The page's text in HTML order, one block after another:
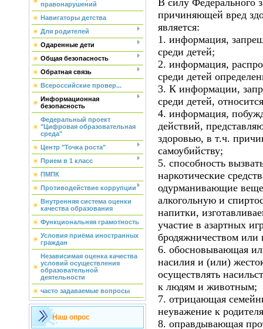
правонарушений
Навигаторы детства
Для родителей
Одаренные дети
Общая безопасность
Обратная связь
Всероссийские провер...
Информационная
безопасность
Федеральный проект
"Цифровая образовательная
среда"
Центр "Точка роста"
Прием в 1 класс
ПМПК
Противодействие коррупции
Внутренняя система оценки
качества образования
Функциональняя грамотность
Условия приёма иностранных
граждан
Независимая оценка качества
условий осуществления
образовательной
деятельности
часто задаваемые вопросы
Наш опрос
В силу
причиняющей вред
является:
1. информация,
среди детей;
2. информация,
среди детей
3. К информации,
среди детей,
4. информация,
действий,
здоровью, в т.ч.
самоубийству;
5. способность
наркотические
одурманивающие
алкогольную и
напитки,
участие в азартных
бродяжничеством
6. обосновывающая
насилия и (или)
осуществлять
к людям и животным;
7. отрицающая
неуважение к
8. оправдывающая